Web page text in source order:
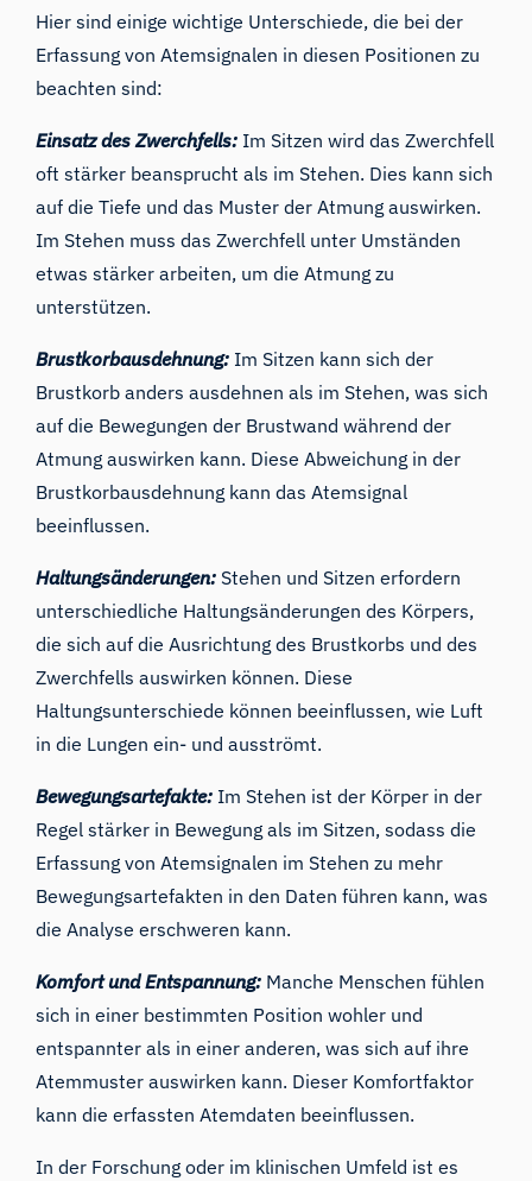
Hier sind einige wichtige Unterschiede, die bei der
Erfassung von Atemsignalen in diesen Positionen zu
beachten sind:
Einsatz des Zwerchfells: Im Sitzen wird das Zwerchfell
oft stärker beansprucht als im Stehen. Dies kann sich
auf die Tiefe und das Muster der Atmung auswirken.
Im Stehen muss das Zwerchfell unter Umständen
etwas stärker arbeiten, um die Atmung zu
unterstützen.
Brustkorbausdehnung: Im Sitzen kann sich der
Brustkorb anders ausdehnen als im Stehen, was sich
auf die Bewegungen der Brustwand während der
Atmung auswirken kann. Diese Abweichung in der
Brustkorbausdehnung kann das Atemsignal
beeinflussen.
Haltungsänderungen: Stehen und Sitzen erfordern
unterschiedliche Haltungsänderungen des Körpers,
die sich auf die Ausrichtung des Brustkorbs und des
Zwerchfells auswirken können. Diese
Haltungsunterschiede können beeinflussen, wie Luft
in die Lungen ein- und ausströmt.
Bewegungsartefakte: Im Stehen ist der Körper in der
Regel stärker in Bewegung als im Sitzen, sodass die
Erfassung von Atemsignalen im Stehen zu mehr
Bewegungsartefakten in den Daten führen kann, was
die Analyse erschweren kann.
Komfort und Entspannung: Manche Menschen fühlen
sich in einer bestimmten Position wohler und
entspannter als in einer anderen, was sich auf ihre
Atemmuster auswirken kann. Dieser Komfortfaktor
kann die erfassten Atemdaten beeinflussen.
In der Forschung oder im klinischen Umfeld ist es